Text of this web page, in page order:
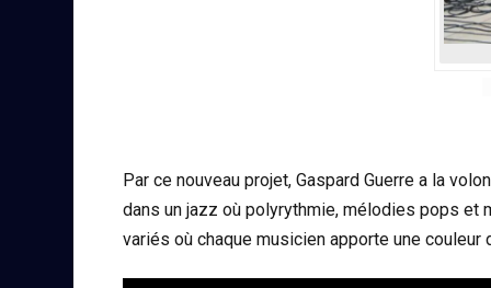
Par ce nouveau projet, Gaspard Guerre a la
dans un jazz où polyrythmie, mélodies pops et
variés où chaque musicien apporte une